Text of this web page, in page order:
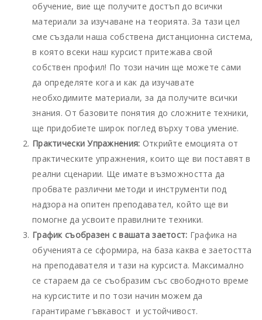
обучение, вие ще получите достъп до всички
материали за изучаване на теорията. За тази цел
сме създали наша собствена дистанционна система,
в която всеки наш курсист притежава свой
собствен профил! По този начин ще можете сами
да определяте кога и как да изучавате
необходимите материали, за да получите всички
знания. От базовите понятия до сложните техники,
ще придобиете широк поглед върху това умение.
Практически Упражнения: Открийте емоцията от
практическите упражнения, които ще ви поставят в
реални сценарии. Ще имате възможността да
пробвате различни методи и инструменти под
надзора на опитен преподавател, който ще ви
помогне да усвоите правилните техники.
График съобразен с вашата заетост: Графика на
обученията се сформира, на база каква е заетостта
на преподавателя и тази на курсиста. Максимално
се стараем да се съобразим със свободното време
на курсистите и по този начин можем да
гарантираме гъвкавост и устойчивост.